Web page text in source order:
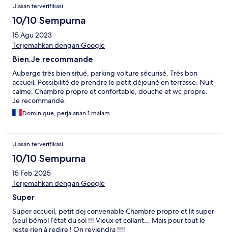
Ulasan terverifikasi
10/10 Sempurna
15 Agu 2023
Terjemahkan dengan Google
Bien,Je recommande
Auberge très bien situé, parking voiture sécurisé. Très bon
accueil. Possibilité de prendre le petit déjeuné en terrasse. Nuit
calme. Chambre propre et confortable, douche et wc propre.
Je recommande.
Dominique, perjalanan 1 malam
Ulasan terverifikasi
10/10 Sempurna
15 Feb 2025
Terjemahkan dengan Google
Super
Super accueil, petit dej convenable Chambre propre et lit super
(seul bémol l’état du sol !!! Vieux et collant… Mais pour tout le
reste rien à redire ! On reviendra !!!!